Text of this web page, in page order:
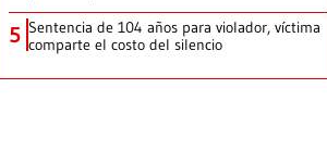
5 Sentencia de 104 años para violador, víctima
comparte el costo del silencio